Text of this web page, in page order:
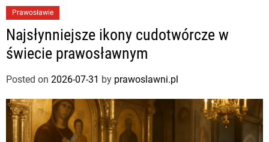
Prawosławie
Najsłynniejsze ikony cudotwórcze w
świecie prawosławnym
Posted on 2026-07-31 by prawoslawni.pl